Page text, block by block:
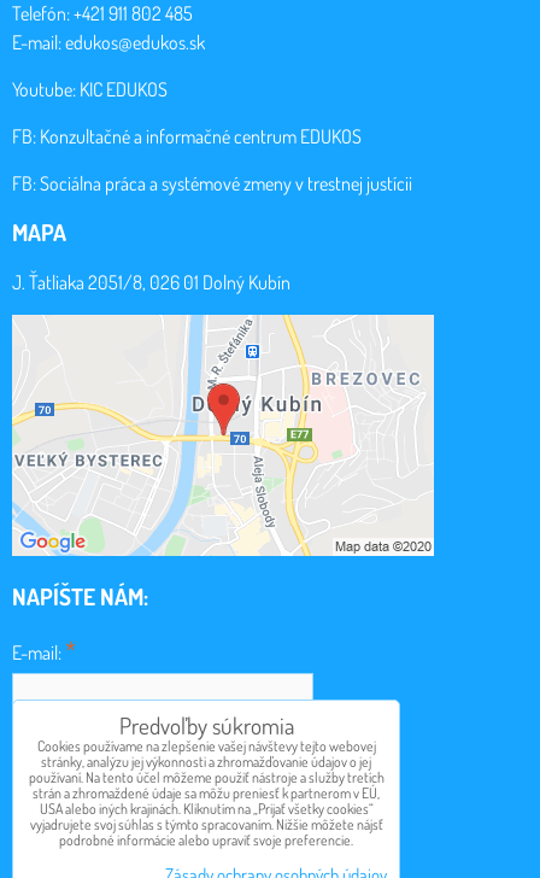
Telefón: +421 911 802 485
E-mail:edukos@edukos.sk
Youtube: KIC EDUKOS
FB: Konzultačné a informačné centrum EDUKOS
FB:Sociálna práca a systémové zmeny v trestnej justícii
MAPA
J. Ťatliaka 2051/8, 026 01 Dolný Kubín
NAPÍŠTE NÁM:
E-mail:*
Obsah:*
Predvoľby súkromia
Cookies používame na zlepšenie vašej návštevy tejto webovej
stránky, analýzu jej výkonnosti a zhromažďovanie údajov o jej
používaní. Na tento účel môžeme použiť nástroje a služby tretích
strán a zhromaždené údaje sa môžu preniesť k partnerom v EÚ,
USA alebo iných krajinách. Kliknutím na „Prijať všetky cookies“
vyjadrujete svoj súhlas s týmto spracovaním. Nižšie môžete nájsť
podrobné informácie alebo upraviť svoje preferencie.